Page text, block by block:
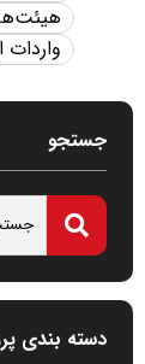
واردات
جستجو
دسته بندی